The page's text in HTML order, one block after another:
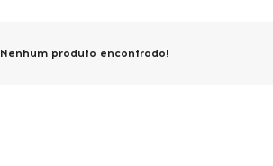
Nenhum produto encontrado!